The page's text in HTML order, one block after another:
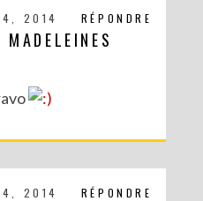
RÉPONDRE
2014
RÉPONDRE
2014